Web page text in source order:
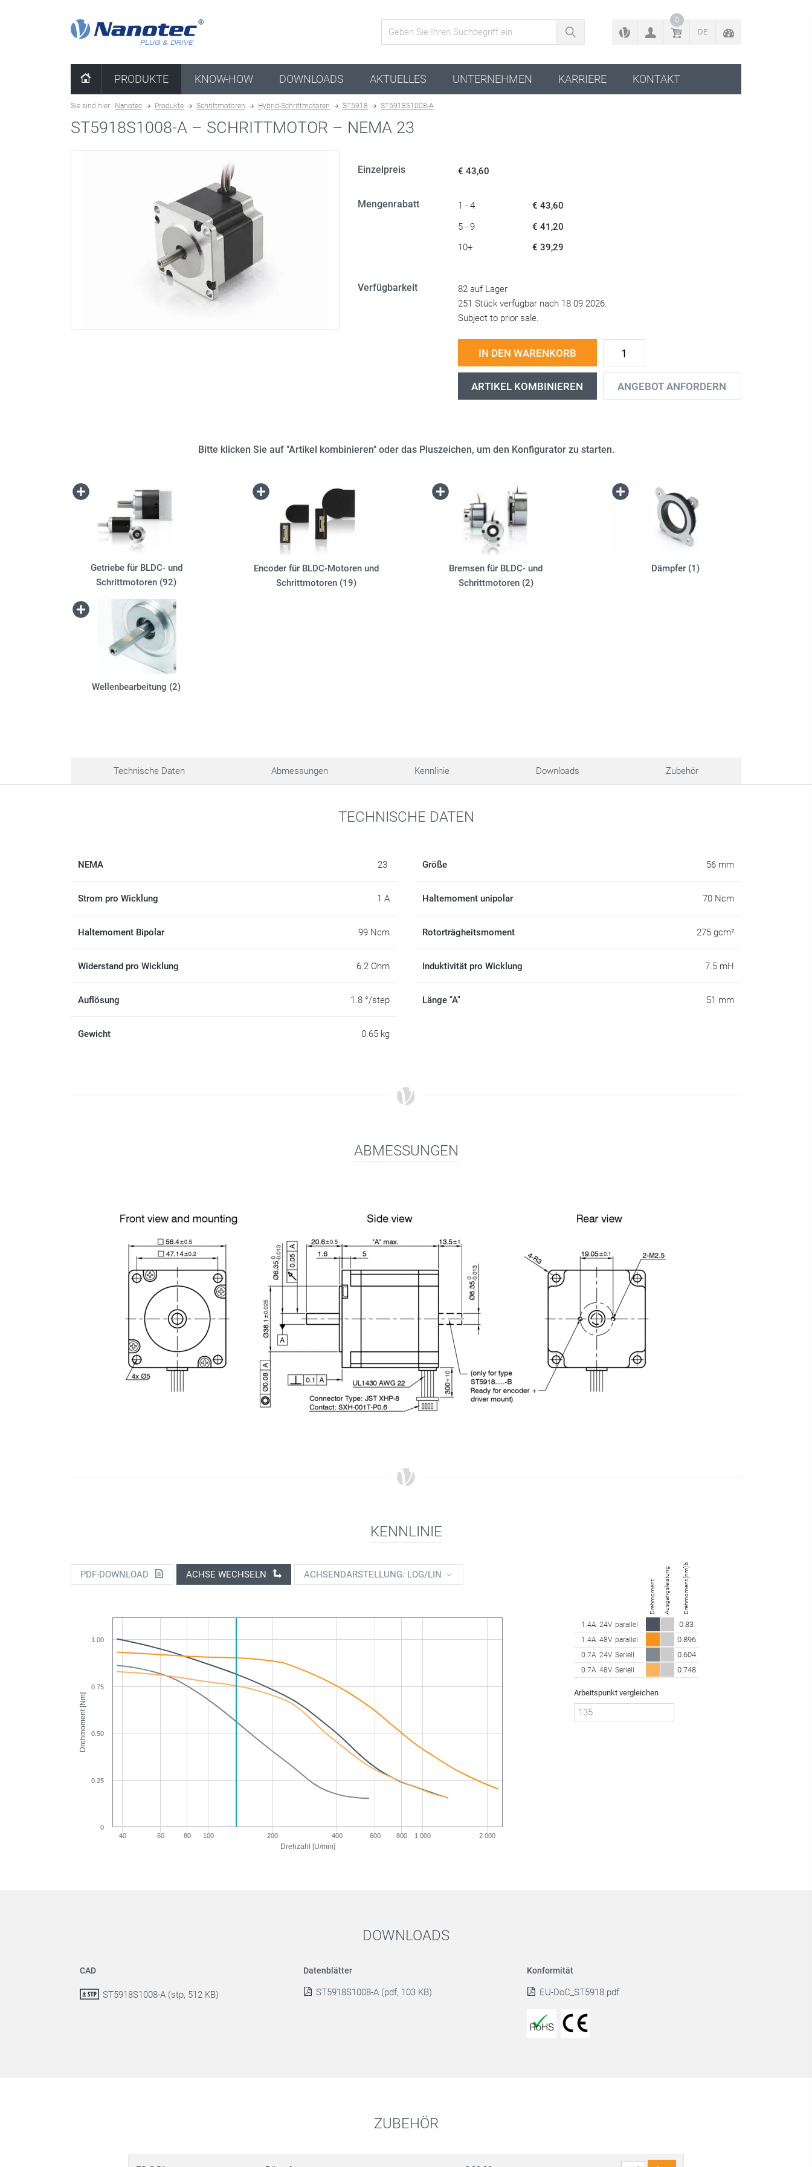
ZURÜCK ZUM KONFIGURATOR
0
DE
PRODUKTE KNOW-HOW DOWNLOADS AKTUELLES UNTERNEHMEN KARRIERE KONTAKT
Sie sind hier: Nanotec Produkte Schrittmotoren Hybrid-Schrittmotoren ST5918 ST5918S1008-A
ST5918S1008-A – SCHRITTMOTOR – NEMA 23
Einzelpreis € 43,60
Mengenrabatt 1 - 4
€ 43,60
5 - 9
€ 41,20
10+
€ 39,29
Verfügbarkeit
82 auf Lager
251 Stück verfügbar nach 18.09.2026.
Subject to prior sale.
IN DEN WARENKORB
ARTIKEL KOMBINIEREN ANGEBOT ANFORDERN
Bitte klicken Sie auf "Artikel kombinieren" oder das Pluszeichen, um den Konfigurator zu starten.
Getriebe für BLDC- und
Schrittmotoren (92)
Encoder für BLDC-Motoren und
Schrittmotoren (19)
Bremsen für BLDC- und
Schrittmotoren (2)
Dämpfer (1)
Wellenbearbeitung (2)
Technische Daten Abmessungen Kennlinie Downloads Zubehör
TECHNISCHE DATEN
NEMA 23
Strom pro Wicklung 1 A
Haltemoment Bipolar 99 Ncm
Widerstand pro Wicklung 6.2 Ohm
Auflösung 1.8 °/step
Gewicht 0.65 kg
Größe 56 mm
Haltemoment unipolar 70 Ncm
Rotorträgheitsmoment 275 gcm²
Induktivität pro Wicklung 7.5 mH
Länge "A" 51 mm
ABMESSUNGEN
KENNLINIE
PDF-DOWNLOAD ACHSE WECHSELN ACHSENDARSTELLUNG: LOG/LIN
Drehzahl [U/min]
Drehmoment [Nm]
40 60 80 100 200 400 600 800 1 000 2 000
0
0.25
0.50
0.75
1.00
Drehmoment Ausgangsleistung Drehmoment [nm] bei 135.00 U/min
1.4A 24V parallel 0.83
1.4A 48V parallel 0.896
0.7A 24V Seriell 0.604
0.7A 48V Seriell 0.748
Arbeitspunkt vergleichen
DOWNLOADS
CAD
ST5918S1008-A (stp, 512 KB)
Datenblätter
ST5918S1008-A (pdf, 103 KB)
Konformität
EU-DoC_ST5918.pdf
ZUBEHÖR